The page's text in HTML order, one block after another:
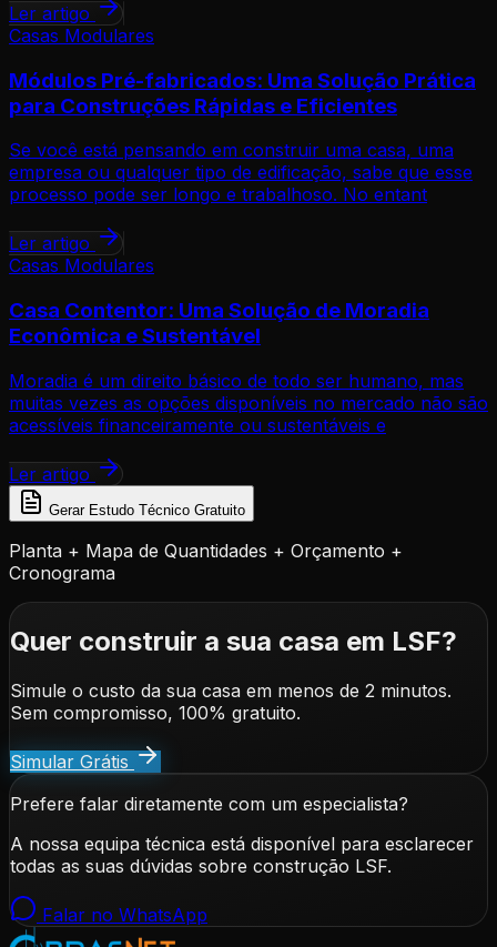
Ler artigo
Casas Modulares
Módulos Pré-fabricados: Uma Solução Prática
para Construções Rápidas e Eficientes
Se você está pensando em construir uma casa, uma
empresa ou qualquer tipo de edificação, sabe que esse
processo pode ser longo e trabalhoso. No entant
Ler artigo
Casas Modulares
Casa Contentor: Uma Solução de Moradia
Econômica e Sustentável
Moradia é um direito básico de todo ser humano, mas
muitas vezes as opções disponíveis no mercado não são
acessíveis financeiramente ou sustentáveis e
Ler artigo
Gerar Estudo Técnico Gratuito
Planta + Mapa de Quantidades + Orçamento +
Cronograma
Quer construir a sua casa em LSF?
Simule o custo da sua casa em menos de 2 minutos.
Sem compromisso, 100% gratuito.
Simular Grátis
Prefere falar diretamente com um especialista?
A nossa equipa técnica está disponível para esclarecer
todas as suas dúvidas sobre construção LSF.
Falar no WhatsApp